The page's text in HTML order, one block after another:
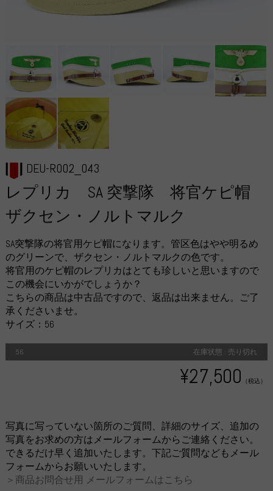
DEU-R002_043
レプリカ SA 突撃隊 将官ケピ帽
ザクセン・ノルトマルク
SA突撃隊の将官用ケピ帽になります。管区色はやや明るめ
のグリーンで、ザクセン・ノルトマルクの色です。
将官用のケピ帽のレプリカはとても珍しいと思いますので
この機会にいかがでしょうか？
こちらの商品は中古品ですので、返品は出来ません。ご了
承くださいませ。
サイズ：56
56 在庫状態 : 売り切れ
¥27,500 （税込）
写真に写っていない箇所のご質問、詳細のサイズ、追加の
写真をお求めの方はメールフォームからご連絡ください。
できるだけ早く追加いたします。下記ご質問などもメール
フォームからお願いいたします。
＞商品お問合せ用 メールフォームはこちら